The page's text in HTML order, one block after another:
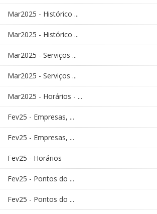
Mar2025 - Histórico ...
Mar2025 - Histórico ...
Mar2025 - Serviços ...
Mar2025 - Serviços ...
Mar2025 - Horários - ...
Fev25 - Empresas, ...
Fev25 - Empresas, ...
Fev25 - Horários
Fev25 - Pontos do ...
Fev25 - Pontos do ...